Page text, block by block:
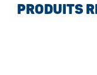
PRODUITS